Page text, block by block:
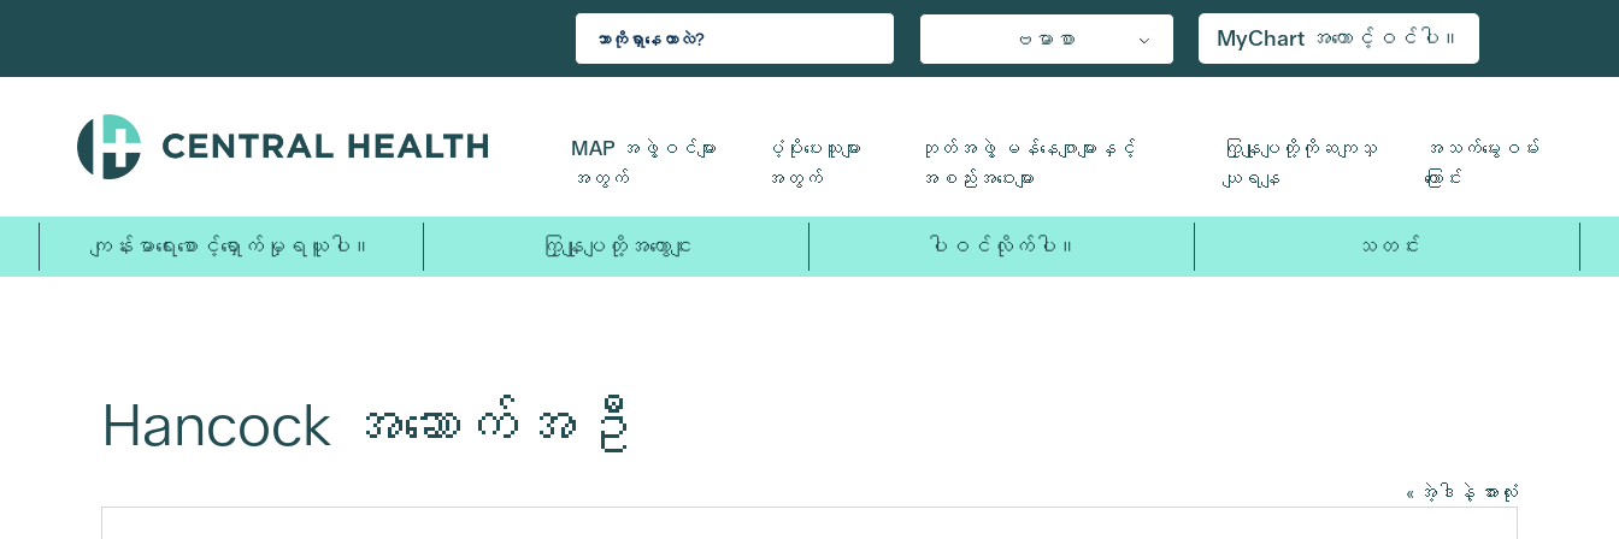
သို့
ပါ။
ဗမာစာ MyChart အကောင့်ဝင်ပါ။
MAP အဖွဲ့ဝင်များ
အတွက်
ပံ့ပိုးပေးသူများ
အတွက်
ဘုတ်အဖွဲ့ မန်နေဂျာများနှင့်
အစည်းအဝေးများ
ကြှနျုပျတို့ကိုဆကျသှ
ယျရနျ
အသက်မွေးဝမ်း
ကြောင်း
ကျန်းမာရေးစောင့်ရှောက်မှုရယူပါ။ ကြှနျုပျတို့အကွောငျး ပါဝင်လိုက်ပါ။ သတင်း
Hancock အဆောက်အဦ
« အဲ့ဒါနဲ့ အားလုံး